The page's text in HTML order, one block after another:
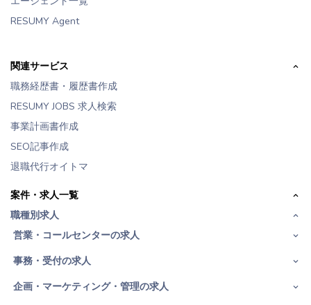
RESUMY Agent
関連サービス
職務経歴書・履歴書作成
RESUMY JOBS 求人検索
事業計画書作成
SEO記事作成
退職代行オイトマ
案件・求人一覧
職種別求人
営業・コールセンターの求人
事務・受付の求人
企画・マーケティング・管理の求人